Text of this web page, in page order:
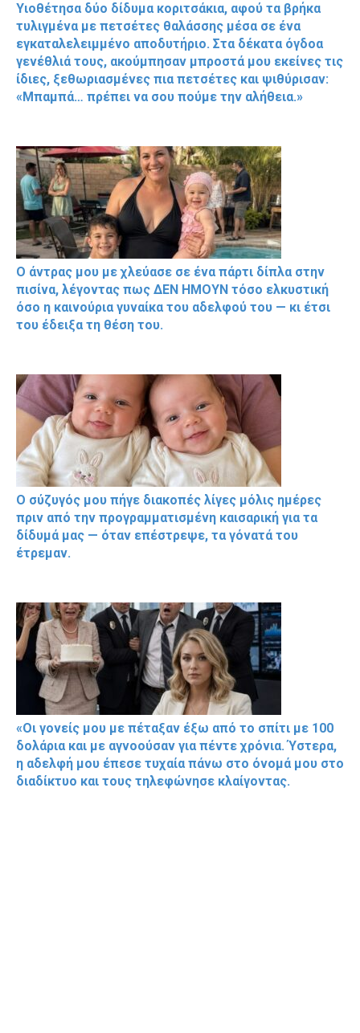
Υιοθέτησα δύο δίδυμα κοριτσάκια, αφού τα βρήκα
τυλιγμένα με πετσέτες θαλάσσης μέσα σε ένα
εγκαταλελειμμένο αποδυτήριο. Στα δέκατα όγδοα
γενέθλιά τους, ακούμπησαν μπροστά μου εκείνες τις
ίδιες, ξεθωριασμένες πια πετσέτες και ψιθύρισαν:
«Μπαμπά… πρέπει να σου πούμε την αλήθεια.»
Ο άντρας μου με χλεύασε σε ένα πάρτι δίπλα στην
πισίνα, λέγοντας πως ΔΕΝ ΗΜΟΥΝ τόσο ελκυστική
όσο η καινούρια γυναίκα του αδελφού του — κι έτσι
του έδειξα τη θέση του.
Ο σύζυγός μου πήγε διακοπές λίγες μόλις ημέρες
πριν από την προγραμματισμένη καισαρική για τα
δίδυμά μας — όταν επέστρεψε, τα γόνατά του
έτρεμαν.
«Οι γονείς μου με πέταξαν έξω από το σπίτι με 100
δολάρια και με αγνοούσαν για πέντε χρόνια. Ύστερα,
η αδελφή μου έπεσε τυχαία πάνω στο όνομά μου στο
διαδίκτυο και τους τηλεφώνησε κλαίγοντας.